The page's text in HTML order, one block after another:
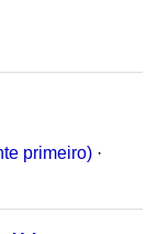
primeiro) ·